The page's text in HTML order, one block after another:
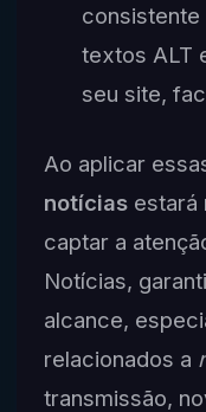
consistente
textos ALT
seu site,
Ao aplicar
notíciasestará
captar a
Notícias,
alcance,
relacionados a
transmissão,